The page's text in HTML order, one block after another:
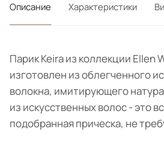
Описание Характеристики
Парик Keira из коллекции Ellen
изготовлен из облегченного
волокна, имитирующего
из искусственных волос - это
подобранная прическа, не